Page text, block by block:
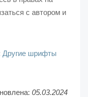
с автором и
Другие шрифты
05.03.2024